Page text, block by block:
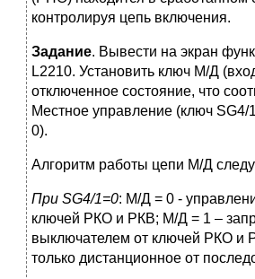
контролируя цепь включения.
Задание. Вывести на экран
L2210. Установить ключ М/Д
отключенное состояние, что
Местное управление (ключ SG4/
0).
Алгоритм работы цепи М/Д
При SG4/1=0: М/Д = 0 -
ключей РКО и РКВ; М/Д = 1 –
выключателем от ключей РКО и
только дистанционное от